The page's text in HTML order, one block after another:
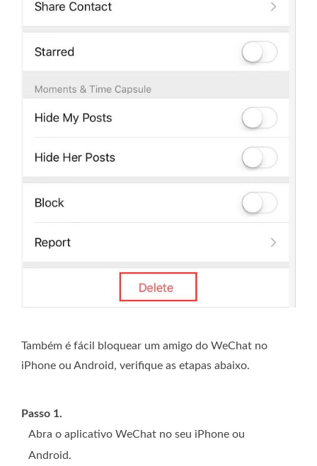
Também é fácil bloquear um amigo do WeChat no
iPhone ou Android, verifique as etapas abaixo.
Passo 1.
Abra o aplicativo WeChat no seu iPhone ou
Android.